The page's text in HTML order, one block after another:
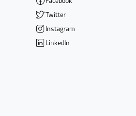
Twitter
Instagram
LinkedIn